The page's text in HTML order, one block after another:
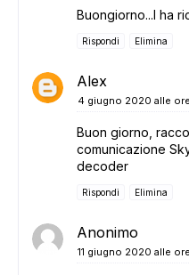
Buongiorno...l ha
Rispondi Elimina
Alex
4 giugno 2020 alle
Buon giorno,
comunicazione
decoder
Rispondi Elimina
Anonimo
11 giugno 2020 alle